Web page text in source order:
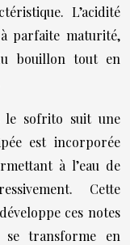
L’acidité
parfaite maturité,
bouillon tout en
le sofrito suit une
est incorporée
à l’eau de
Cette
ces notes
se transforme en